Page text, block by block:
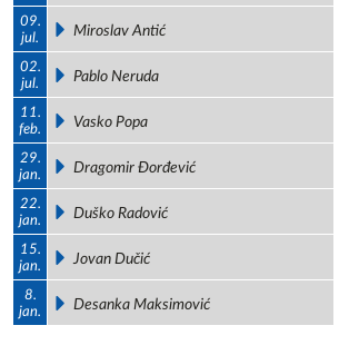
09.
jul.
Miroslav Antić
02.
jul.
Pablo Neruda
11.
feb.
Vasko Popa
29.
jan.
Dragomir Đorđević
22.
jan.
Duško Radović
15.
jan.
Jovan Dučić
8.
jan.
Desanka Maksimović